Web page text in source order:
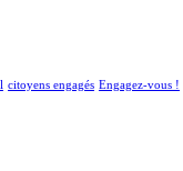
citoyens engagés Engagez-vous !